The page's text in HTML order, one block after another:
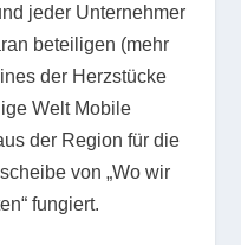
jeder Unternehmer
beteiligen (mehr
der Herzstücke
Welt Mobile
der Region für die
von „Wo wir
fungiert.